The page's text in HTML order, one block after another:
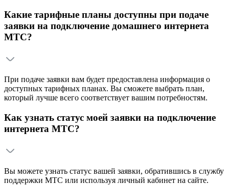
Какие тарифные планы доступны при подаче
заявки на подключение домашнего интернета
МТС?
При подаче заявки вам будет предоставлена информация о
доступных тарифных планах. Вы сможете выбрать план,
который лучше всего соответствует вашим потребностям.
Как узнать статус моей заявки на подключение
интернета МТС?
Вы можете узнать статус вашей заявки, обратившись в службу
поддержки МТС или используя личный кабинет на сайте.